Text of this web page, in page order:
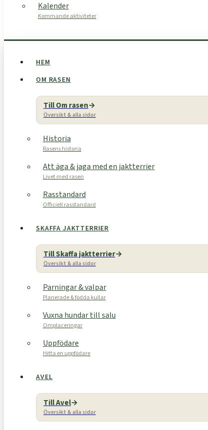
Kalender
Kommande aktiviteter
HEM
OM RASEN
Till Om rasen
Översikt & alla sidor
Historia
Rasens historia
Att äga & jaga med en jaktterrier
Livet med rasen
Rasstandard
Officiell rasstandard
SKAFFA JAKTTERRIER
Till Skaffa jaktterrier
Översikt & alla sidor
Parningar & valpar
Planerade & födda kullar
Vuxna hundar till salu
Omplaceringar
Uppfödare
Hitta en uppfödare
AVEL
Till Avel
Översikt & alla sidor